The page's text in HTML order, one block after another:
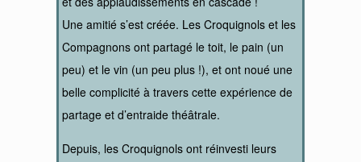
Une amitié s’est créée. Les Croquignols et les
Compagnons ont partagé le toit, le pain (un
peu) et le vin (un peu plus !), et ont noué une
belle complicité à travers cette expérience de
partage et d’entraide théâtrale.
Depuis, les Croquignols ont réinvesti leurs